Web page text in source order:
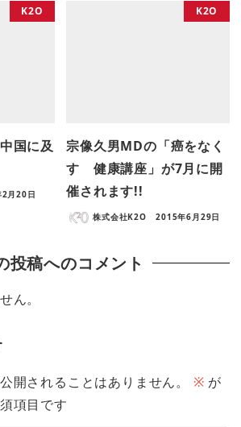
K2O
国に及
月20日
K2O
宗像久男MDの「癌をなく
す 健康講座」が7月に開
催されます!!
株式会社K2O 2015年6月29日
投稿へのコメント
ん。
開されることはありません。 ※ が
項目です